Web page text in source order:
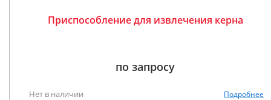
Приспособление для извлечения керна
по запросу
Нет в наличии Подробнее